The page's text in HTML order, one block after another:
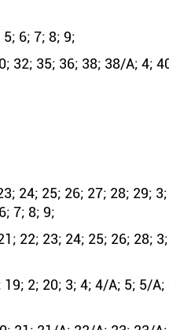
6; 7; 8; 9;
32; 35; 36; 38; 38/А; 4;
24; 25; 26; 27; 28; 29;
7; 8; 9;
22; 23; 24; 25; 26; 28;
2; 20; 3; 4; 4/А; 5; 5/А;